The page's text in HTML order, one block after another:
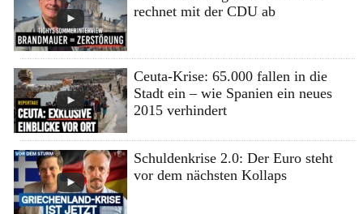
rechnet mit der CDU ab
Ceuta-Krise: 65.000 fallen in die
Stadt ein – wie Spanien ein neues
2015 verhindert
Schuldenkrise 2.0: Der Euro steht
vor dem nächsten Kollaps